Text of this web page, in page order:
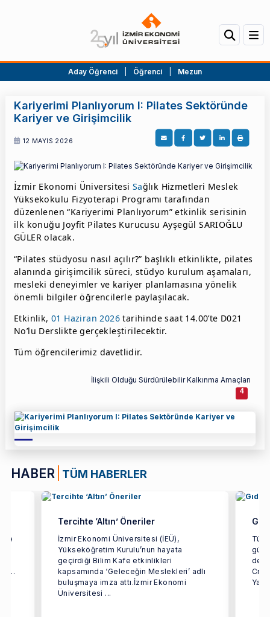
Aday Öğrenci Öğrenci Mezun
Kariyerimi Planlıyorum I: Pilates Sektöründe
Kariyer ve Girişimcilik
12 MAYIS 2026
İzmir Ekonomi Üniversitesi Sağlık Hizmetleri Meslek
Yüksekokulu Fizyoterapi Programı tarafından
düzenlenen “Kariyerimi Planlıyorum” etkinlik serisinin
ilk konuğu Joyfit Pilates Kurucusu Ayşegül SARIOĞLU
GÜLER olacak.
“Pilates stüdyosu nasıl açılır?” başlıklı etkinlikte, pilates
alanında girişimcilik süreci, stüdyo kurulum aşamaları,
mesleki deneyimler ve kariyer planlamasına yönelik
önemli bilgiler öğrencilerle paylaşılacak.
Etkinlik,01 Haziran 2026 tarihinde saat 14.00’te D021
No’lu Derslikte gerçekleştirilecektir.
Tüm öğrencilerimiz davetlidir.
İlişkili Olduğu Sürdürülebilir Kalkınma Amaçları
4
HABER TÜM HABERLER
...
Tercihte ‘Altın’ Öneriler
İzmir Ekonomi Üniversitesi (İEÜ),
Yükseköğretim Kurulu’nun hayata
geçirdiği Bilim Kafe etkinlikleri
kapsamında ‘Geleceğin Meslekleri’ adlı
buluşmaya imza attı.İzmir Ekonomi
Üniversitesi ...